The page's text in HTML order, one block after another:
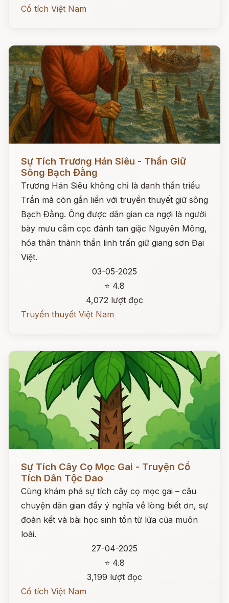
Cổ tích Việt Nam
Sự Tích Trương Hán Siêu - Thần Giữ
Sông Bạch Đằng
Trương Hán Siêu không chỉ là danh thần triều
Trần mà còn gắn liền với truyền thuyết giữ sông
Bạch Đằng. Ông được dân gian ca ngợi là người
bày mưu cắm cọc đánh tan giặc Nguyên Mông,
hóa thân thành thần linh trấn giữ giang sơn Đại
Việt.
03-05-2025
⭐ 4.8
4,072 lượt đọc
Truyền thuyết Việt Nam
Sự Tích Cây Cọ Mọc Gai - Truyện Cổ
Tích Dân Tộc Dao
Cùng khám phá sự tích cây cọ mọc gai – câu
chuyện dân gian đầy ý nghĩa về lòng biết ơn, sự
đoàn kết và bài học sinh tồn từ lửa của muôn
loài.
27-04-2025
⭐ 4.8
3,199 lượt đọc
Cổ tích Việt Nam